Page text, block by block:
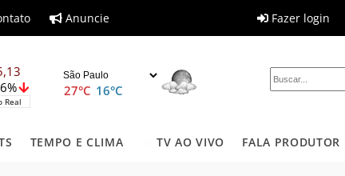
Anuncie Fazer login
Real
27°C 16°C
TEMPO E CLIMA TV AO VIVO FALA PRODUTOR